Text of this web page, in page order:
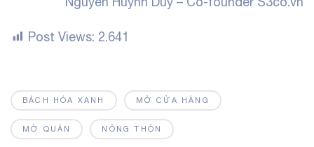
Post Views: 2.641
BÁCH HÓA XANH MỞ CỬA HÀNG
MỞ QUÁN NÔNG THÔN